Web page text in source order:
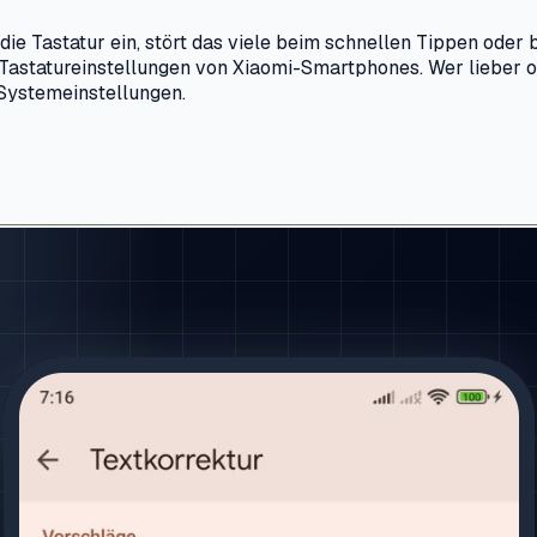
Tastatur ein, stört das viele beim schnellen Tippen oder
von Xiaomi-Smartphones. Wer